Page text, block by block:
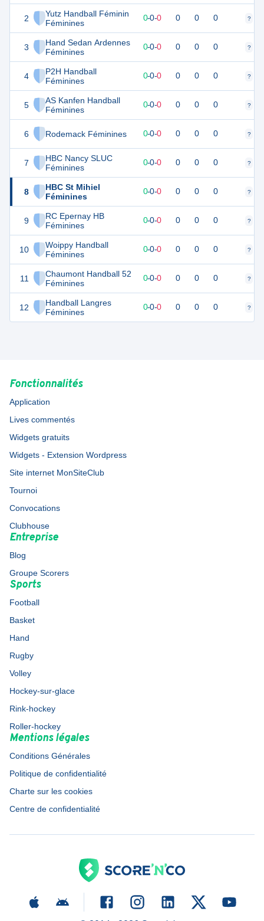
2
Yutz Handball Féminin
Féminines
3
Hand Sedan Ardennes
Féminines
4
P2H Handball
Féminines
5
AS Kanfen Handball
Féminines
6 Rodemack Féminines
7
HBC Nancy SLUC
Féminines
8
HBC St Mihiel
Féminines
9
RC Epernay HB
Féminines
10
Woippy Handball
Féminines
11
Chaumont Handball 52
Féminines
12
Handball Langres
Féminines
0 0 0-0-0 0 0 0 ?
0 0 0-0-0 0 0 0 ?
0-0-0 0 0 0 ?
0 0-0-0 0 0 0 ?
0 0 0-0-0 0 0 0 ?
0 0-0-0 0 0 0 ?
0-0-0 0 0 0 ?
0-0-0 0 0 0 ?
0 0-0-0 0 0 0 ?
0 0 0-0-0 0 0 0 ?
0 0-0-0 0 0 0 ?
Fonctionnalités
Application
Lives commentés
Widgets gratuits
Widgets - Extension Wordpress
Site internet MonSiteClub
Tournoi
Convocations
Clubhouse
Entreprise
Blog
Groupe Scorers
Sports
Football
Basket
Hand
Rugby
Volley
Hockey-sur-glace
Rink-hockey
Roller-hockey
Mentions légales
Conditions Générales
Politique de confidentialité
Charte sur les cookies
Centre de confidentialité